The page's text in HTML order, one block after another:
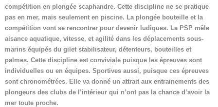
compétition en plongée scaphandre. Cette discipline ne se pratique
pas en mer, mais seulement en piscine. La plongée bouteille et la
compétition vont se rencontrer pour devenir ludiques. La PSP mêle
aisance aquatique, vitesse, et agilité dans les déplacements sous-
marins équipés du gilet stabilisateur, détenteurs, bouteilles et
palmes. Cette discipline est conviviale puisque les épreuves sont
individuelles ou en équipes. Sportives aussi, puisque ces épreuves
sont chronométrées. Elle va donné un attrait aux entrainements des
plongeurs des clubs de l’intérieur qui n’ont pas la chance d’avoir la
mer toute proche.